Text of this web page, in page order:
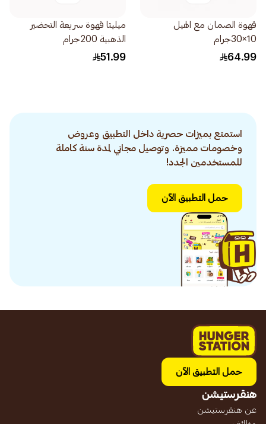
قهوة الصمان مع الهيل
10×30جرام
64.99
ميليتا قهوة سريعة التحضير
الذهبية 200جرام
51.99
استمتع بميزات حصرية داخل التطبيق وعروض
وخصومات مميزة. وتوصيل مجاني لمدة سنة كاملة
للمستخدمين الجدد!
حمل التطبيق الآن
حمل التطبيق الآن
هنقرستيشن
عن هنقرستيشن